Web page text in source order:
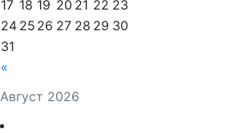
Август 2026
«
17 18 19 20 21 22 23
24 25 26 27 28 29 30
31